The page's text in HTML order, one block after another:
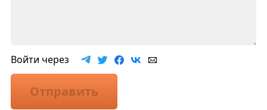
Войти через
Отправить